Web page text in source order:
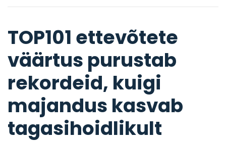
TOP101 ettevõtete
väärtus purustab
rekordeid, kuigi
majandus kasvab
tagasihoidlikult